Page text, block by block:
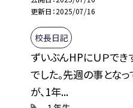
更新日 2025/07/16
校長日記
ずいぶんHPにＵＰでき
でした。先週の事とな
が、1年...